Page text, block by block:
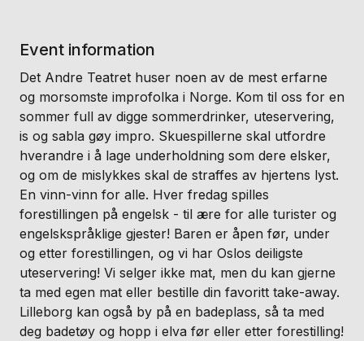
Event information
Det Andre Teatret huser noen av de mest erfarne
og morsomste improfolka i Norge. Kom til oss for en
sommer full av digge sommerdrinker, uteservering,
is og sabla gøy impro. Skuespillerne skal utfordre
hverandre i å lage underholdning som dere elsker,
og om de mislykkes skal de straffes av hjertens lyst.
En vinn-vinn for alle. Hver fredag spilles
forestillingen på engelsk - til ære for alle turister og
engelskspråklige gjester! Baren er åpen før, under
og etter forestillingen, og vi har Oslos deiligste
uteservering! Vi selger ikke mat, men du kan gjerne
ta med egen mat eller bestille din favoritt take-away.
Lilleborg kan også by på en badeplass, så ta med
deg badetøy og hopp i elva før eller etter forestilling!